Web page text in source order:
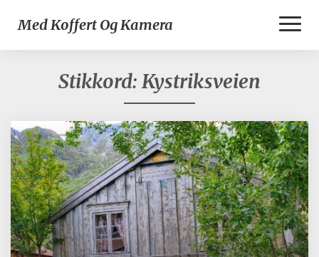
Med Koffert Og Kamera
Stikkord: Kystriksveien